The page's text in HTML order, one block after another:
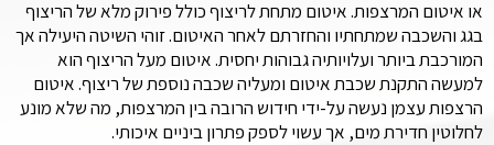
או איטום המרצפות. איטום מתחת לריצוף כולל פירוק מלא של הריצוף
בגג והשכבה שמתחתיו והחזרתם לאחר האיטום. זוהי השיטה היעילה אך
המורכבת ביותר ועלויותיה גבוהות יחסית. איטום מעל הריצוף הוא
למעשה התקנת שכבת איטום ומעליה שכבה נוספת של ריצוף. איטום
הרצפות עצמן נעשה על-ידי חידוש הרובה בין המרצפות, מה שלא מונע
לחלוטין חדירת מים, אך עשוי לספק פתרון ביניים איכותי.